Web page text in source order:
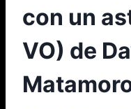
con un
VO) de